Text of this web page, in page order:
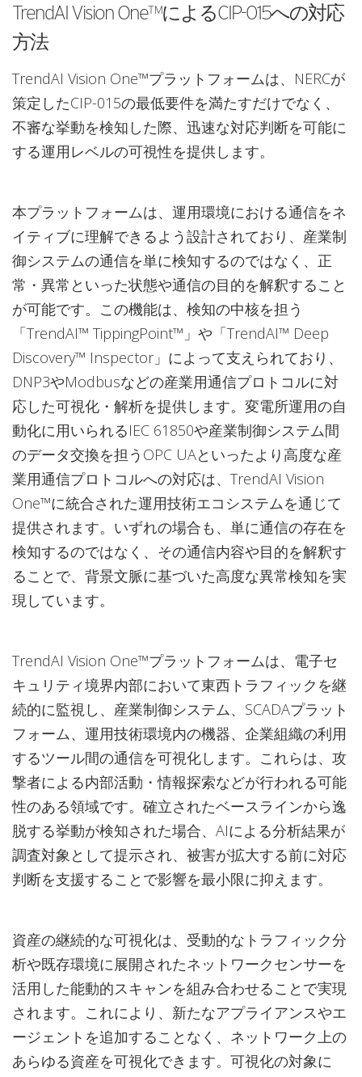
TrendAI Vision One™によるCIP-015への対応
方法
TrendAI Vision One™プラットフォームは、NERCが
策定したCIP-015の最低要件を満たすだけでなく、
不審な挙動を検知した際、迅速な対応判断を可能に
する運用レベルの可視性を提供します。
本プラットフォームは、運用環境における通信をネ
イティブに理解できるよう設計されており、産業制
御システムの通信を単に検知するのではなく、正
常・異常といった状態や通信の目的を解釈すること
が可能です。この機能は、検知の中核を担う
「TrendAI™ TippingPoint™」や「TrendAI™ Deep
Discovery™ Inspector」によって支えられており、
DNP3やModbusなどの産業用通信プロトコルに対
応した可視化・解析を提供します。変電所運用の自
動化に用いられるIEC 61850や産業制御システム間
のデータ交換を担うOPC UAといったより高度な産
業用通信プロトコルへの対応は、TrendAI Vision
One™に統合された運用技術エコシステムを通じて
提供されます。いずれの場合も、単に通信の存在を
検知するのではなく、その通信内容や目的を解釈す
ることで、背景文脈に基づいた高度な異常検知を実
現しています。
TrendAI Vision One™プラットフォームは、電子セ
キュリティ境界内部において東西トラフィックを継
続的に監視し、産業制御システム、SCADAプラット
フォーム、運用技術環境内の機器、企業組織の利用
するツール間の通信を可視化します。これらは、攻
撃者による内部活動・情報探索などが行われる可能
性のある領域です。確立されたベースラインから逸
脱する挙動が検知された場合、AIによる分析結果が
調査対象として提示され、被害が拡大する前に対応
判断を支援することで影響を最小限に抑えます。
資産の継続的な可視化は、受動的なトラフィック分
析や既存環境に展開されたネットワークセンサーを
活用した能動的スキャンを組み合わせることで実現
されます。これにより、新たなアプライアンスやエ
ージェントを追加することなく、ネットワーク上の
あらゆる資産を可視化できます。可視化の対象に